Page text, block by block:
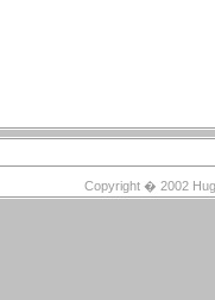
Copyright � 2002